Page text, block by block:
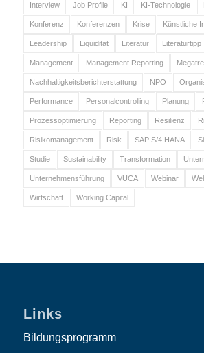
Interview Job Profile KI KI-Technologie
Konferenz Konferenzen Krise Künstliche
Leadership Liquidität Literatur Literaturtipp
Management Management Reporting
Nachhaltigkeitsberichterstattung NPO
Performance Personalcontrolling Planung
Prozessoptimierung Reporting Resilienz
Risikomanagement Risk SAP S/4 HANA
Studie Sustainability Transformation
Unternehmensführung VUCA Webinar
Wirtschaft Working Capital
Links
Bildungsprogramm